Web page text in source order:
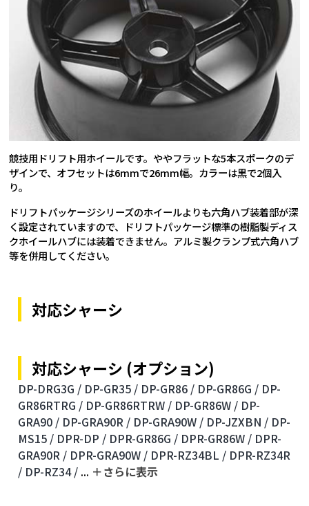
競技用ドリフト用ホイールです。ややフラットな5本スポークのデ
ザインで、オフセットは6mmで26mm幅。カラーは黒で2個入
り。
ドリフトパッケージシリーズのホイールよりも六角ハブ装着部が深
く設定されていますので、ドリフトパッケージ標準の樹脂製ディス
クホイールハブには装着できません。アルミ製クランプ式六角ハブ
等を併用してください。
対応シャーシ
対応シャーシ (オプション)
DP-DRG3G / DP-GR35 / DP-GR86 / DP-GR86G / DP-
GR86RTRG / DP-GR86RTRW / DP-GR86W / DP-
GRA90 / DP-GRA90R / DP-GRA90W / DP-JZXBN / DP-
MS15 / DPR-DP / DPR-GR86G / DPR-GR86W / DPR-
GRA90R / DPR-GRA90W / DPR-RZ34BL / DPR-RZ34R
/ DP-RZ34 / ... ＋さらに表⽰